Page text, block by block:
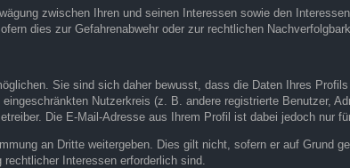
zwischen Ihren und seinen Interessen sowie den
dies zur Gefahrenabwehr oder zur rechtlichen
Sie sind sich daher bewusst, dass die Daten Ihres
Nutzerkreis (z. B. andere registrierte Benutzer,
Die E-Mail-Adresse aus Ihrem Profil ist dabei jedoch nur
an Dritte weitergeben. Dies gilt nicht, sofern er auf Grund
Interessen erforderlich sind.